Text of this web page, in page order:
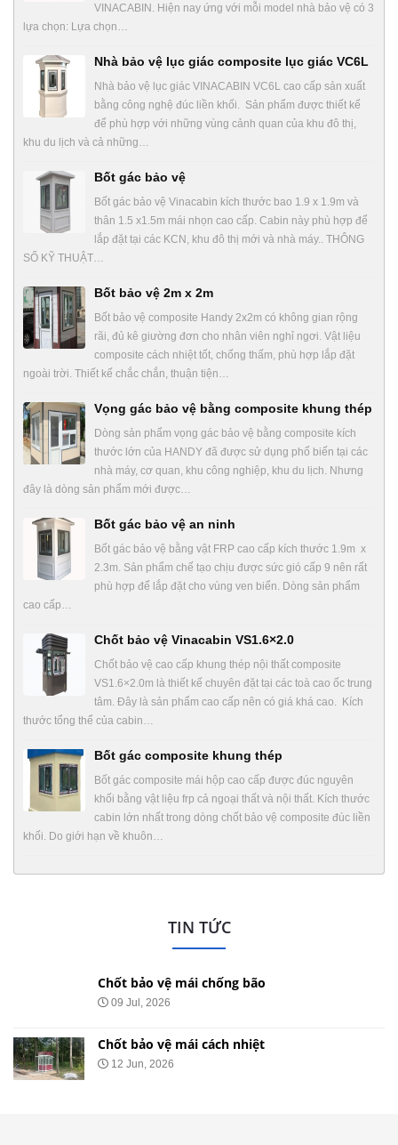
VINACABIN. Hiện nay ứng với mỗi model nhà bảo vệ có 3
lựa chọn: Lựa chọn…
Nhà bảo vệ lục giác composite lục giác VC6L
Nhà bảo vệ lục giác VINACABIN VC6L cao cấp sản xuất
bằng công nghệ đúc liền khối. Sản phẩm được thiết kế
để phù hợp với những vùng cảnh quan của khu đô thị,
khu du lịch và cả những…
Bốt gác bảo vệ
Bốt gác bảo vệ Vinacabin kích thước bao 1.9 x 1.9m và
thân 1.5 x1.5m mái nhọn cao cấp. Cabin này phù hợp để
lắp đặt tại các KCN, khu đô thị mới và nhà máy.. THÔNG
SỐ KỸ THUẬT…
Bốt bảo vệ 2m x 2m
Bốt bảo vệ composite Handy 2x2m có không gian rộng
rãi, đủ kê giường đơn cho nhân viên nghỉ ngơi. Vật liệu
composite cách nhiệt tốt, chống thấm, phù hợp lắp đặt
ngoài trời. Thiết kế chắc chắn, thuận tiện…
Vọng gác bảo vệ bằng composite khung thép
Dòng sản phẩm vọng gác bảo vệ bằng composite kích
thước lớn của HANDY đã được sử dụng phổ biến tại các
nhà máy, cơ quan, khu công nghiệp, khu du lịch. Nhưng
đây là dòng sản phẩm mới được…
Bốt gác bảo vệ an ninh
Bốt gác bảo vệ bằng vật FRP cao cấp kích thước 1.9m x
2.3m. Sản phẩm chế tạo chịu được sức gió cấp 9 nên rất
phù hợp để lắp đặt cho vùng ven biển. Dòng sản phẩm
cao cấp…
Chốt bảo vệ Vinacabin VS1.6×2.0
Chốt bảo vệ cao cấp khung thép nội thất composite
VS1.6×2.0m là thiết kế chuyên đặt tại các toà cao ốc trung
tâm. Đây là sản phẩm cao cấp nên có giá khá cao. Kích
thước tổng thể của cabin…
Bốt gác composite khung thép
Bốt gác composite mái hộp cao cấp được đúc nguyên
khối bằng vật liệu frp cả ngoại thất và nội thất. Kích thước
cabin lớn nhất trong dòng chốt bảo vệ composite đúc liền
khối. Do giới hạn về khuôn…
TIN TỨC
Chốt bảo vệ mái chống bão
09 Jul, 2026
Chốt bảo vệ mái cách nhiệt
12 Jun, 2026